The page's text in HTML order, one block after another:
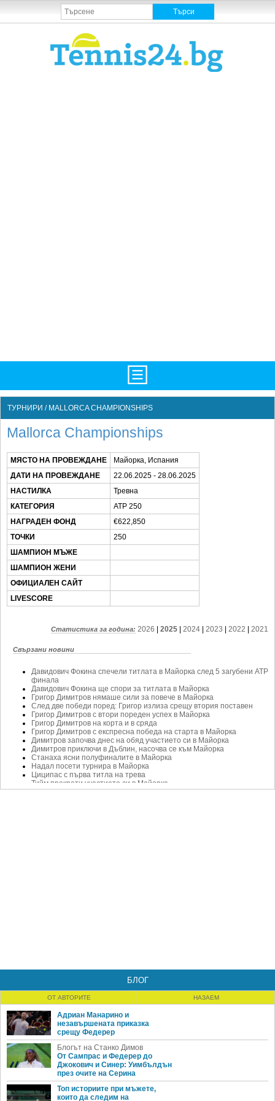
ATP
WTA
LIVE SCORES
ТУРНИРИ
SOFIA OPEN
КЛУБОВЕ
БЛОГ
ТУРНИРИ / MALLORCA CHAMPIONSHIPS
Mallorca Championships
МЯСТО НА ПРОВЕЖДАНЕ
Майорка, Испания
ДАТИ НА ПРОВЕЖДАНЕ
22.06.2025 - 28.06.2025
НАСТИЛКА
Тревна
КАТЕГОРИЯ
ATP 250
НАГРАДЕН ФОНД
€622,850
ТОЧКИ
250
ШАМПИОН МЪЖЕ
ШАМПИОН ЖЕНИ
ОФИЦИАЛЕН САЙТ
LIVESCORE
Статистика за година: 2026 2025 2024 2023 2022 2021
Свързани новини
Давидович Фокина спечели титлата в Майорка след 5 загубени ATP
финала
Давидович Фокина ще спори за титлата в Майорка
Григор Димитров нямаше сили за повече в Майорка
След две победи поред: Григор излиза срещу втория поставен
Григор Димитров с втори пореден успех в Майорка
Григор Димитров на корта и в сряда
Григор Димитров с експресна победа на старта в Майорка
Димитров започва днес на обяд участието си в Майорка
Димитров приключи в Дъблин, насочва се към Майорка
Станаха ясни полуфиналите в Майорка
Надал посети турнира в Майорка
Циципас с първа титла на трева
Тийм прекрати участието си в Майорка
БЛОГ
ОТ АВТОРИТЕ НАЗАЕМ
Адриан Манарино и
незавършената приказка
срещу Федерер
Блогът на Станко Димов
От Сампрас и Федерер до
Джокович и Синер: Уимбълдън
през очите на Серина
Топ историите при мъжете,
които да следим на